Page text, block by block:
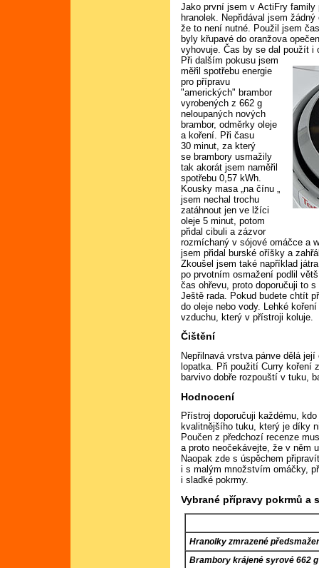
Jako první jsem v ActiFry family
hranolek. Nepřidával jsem
že to není nutné. Použil jsem
byly křupavé do oranžova
vyhovuje. Čas by se dal použít i
Při dalším pokusu jsem
měřil spotřebu energie
pro přípravu
"amerických" brambor
vyrobených z 662 g
neloupaných nových
brambor, odměrky oleje
a koření. Při času
30 minut, za který
se brambory usmažily
tak akorát jsem naměřil
spotřebu 0,57 kWh.
Kousky masa „na čínu „
jsem nechal trochu
zatáhnout jen ve lžíci
oleje 5 minut, potom
přidal cibuli a zázvor
rozmíchaný v sójové omáčce a
jsem přidal burské oříšky a
Zkoušel jsem také například
po prvotním osmažení podlil
čas ohřevu, proto doporučuji to
Ještě rada. Pokud budete chtít
do oleje nebo vody. Lehké
vzduchu, který v přístroji koluje.
Čištění
Nepřilnavá vrstva pánve dělá
lopatka. Při použití Curry koření
barvivo dobře rozpouští v tuku,
Hodnocení
Přístroj doporučuji každému,
kvalitnějšího tuku, který je díky
Poučen z předchozí recenze
a proto neočekávejte, že v něm
Naopak zde s úspěchem
i s malým množstvím omáčky,
i sladké pokrmy.
Vybrané přípravy pokrmů a
Hranolky zmrazené
Brambory krájené syrové 662 g